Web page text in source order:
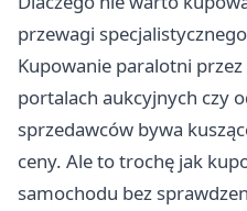
przewagi
Kupowanie paralotni
portalach aukcyjnych czy
sprzedawców bywa
ceny. Ale to trochę jak
samochodu bez